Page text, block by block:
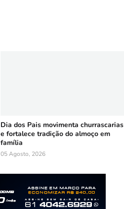
Dia dos Pais movimenta churrascarias
e fortalece tradição do almoço em
família
05 Agosto, 2026